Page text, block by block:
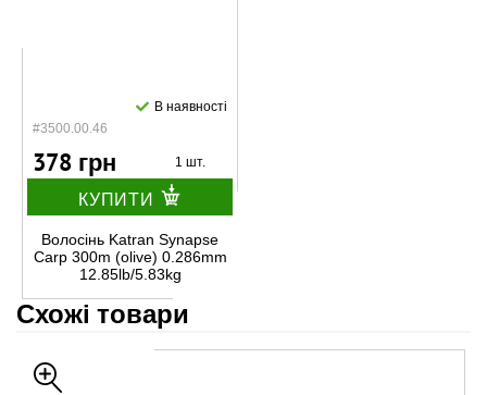
#3500.00.46
В наявності
378 грн 1 шт.
КУПИТИ
Волосінь Katran Synapse
Carp 300m (olive) 0.286mm
12.85lb/5.83kg
Схожі товари